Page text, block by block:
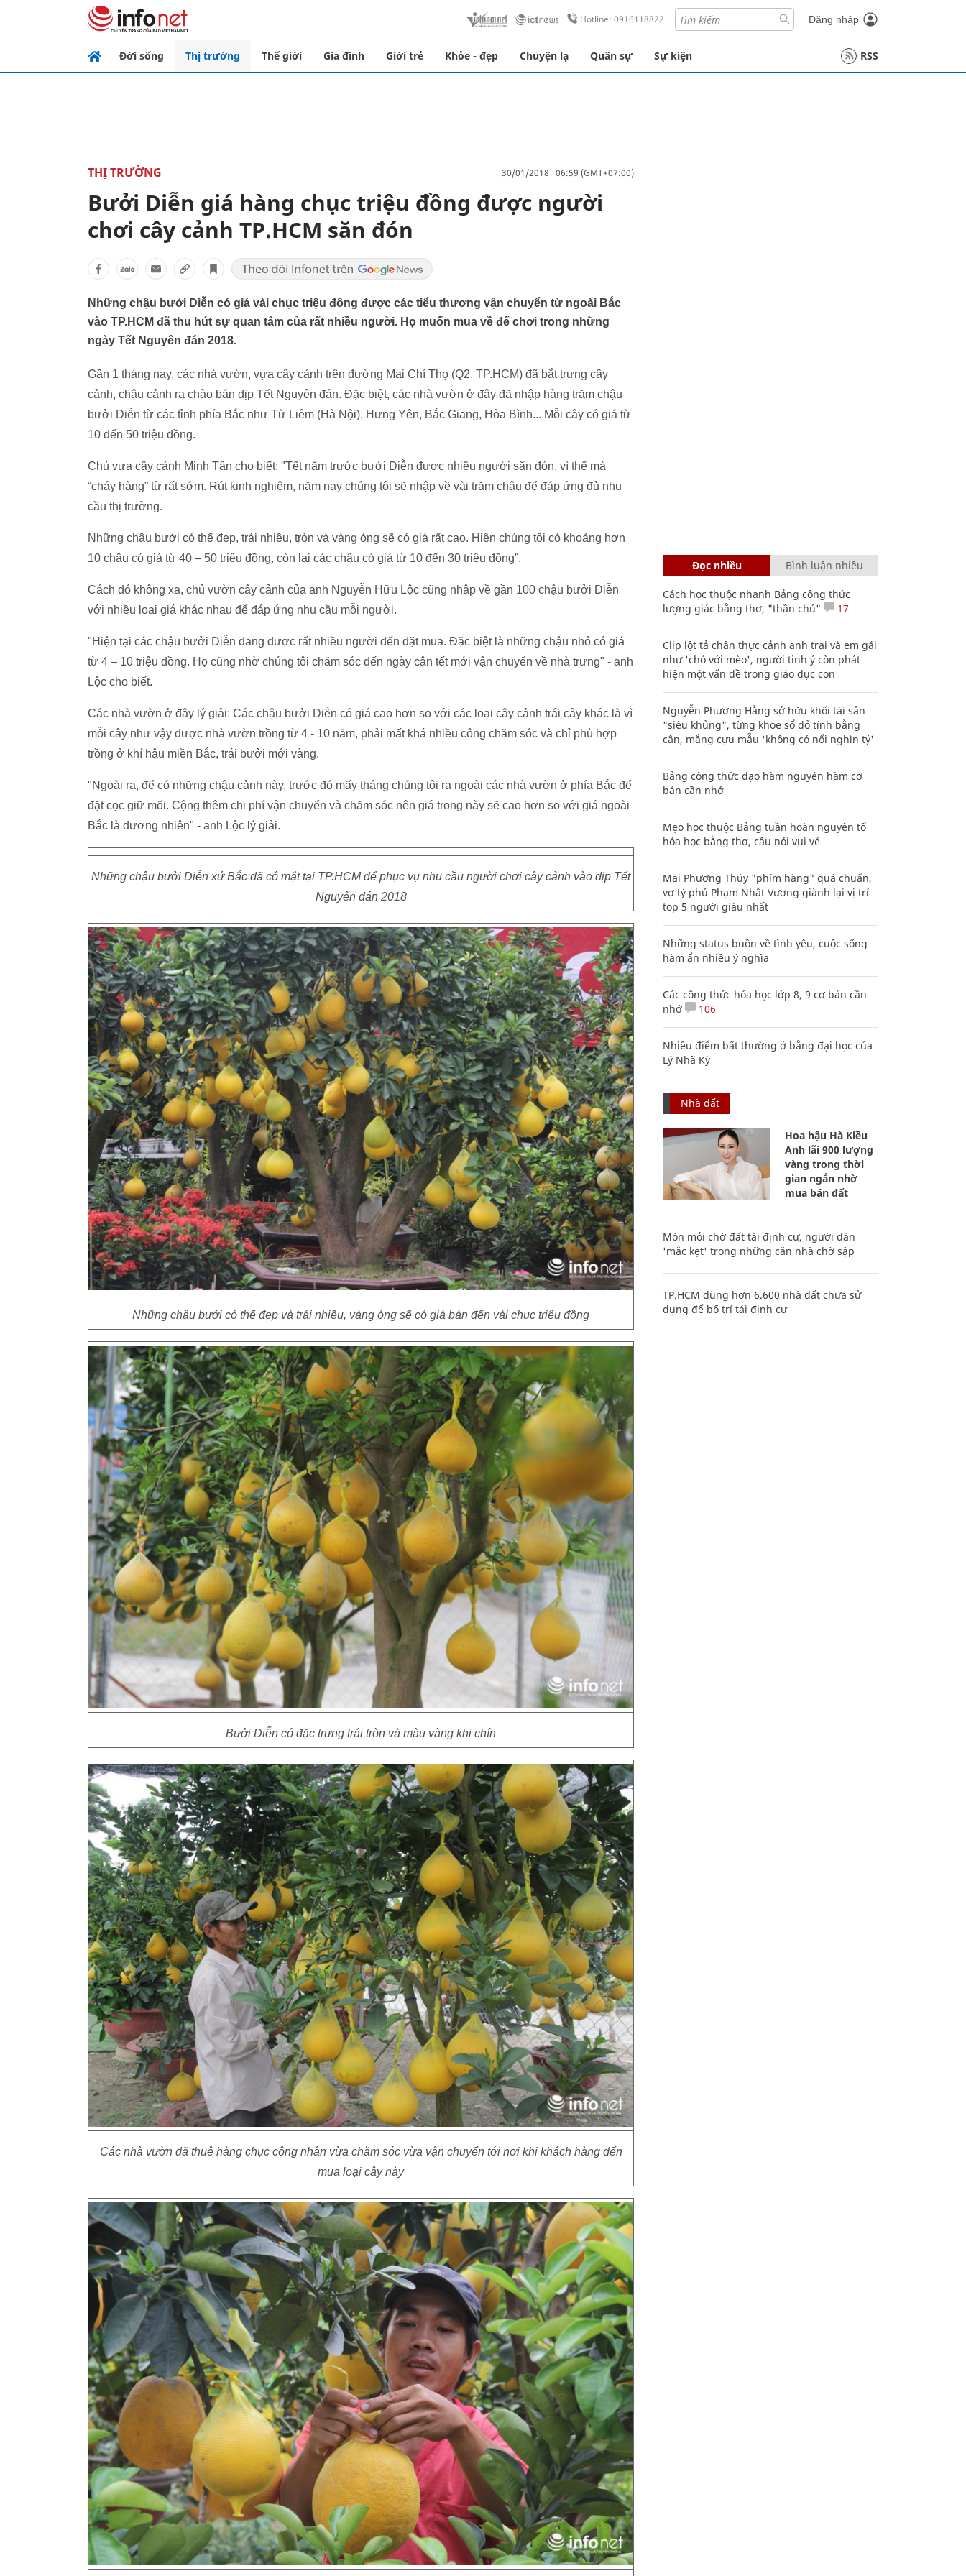
Hotline: 0916118822 Đăng nhập
Đời sống Thị trường Thế giới Gia đình Giới trẻ Khỏe - đẹp Chuyện lạ Quân sự Sự kiện RSS
THỊ TRƯỜNG 30/01/2018 06:59 (GMT+07:00)
Bưởi Diễn giá hàng chục triệu đồng được người
chơi cây cảnh TP.HCM săn đón
Những chậu bưởi Diễn có giá vài chục triệu đồng được các tiểu thương vận chuyển từ ngoài Bắc
vào TP.HCM đã thu hút sự quan tâm của rất nhiều người. Họ muốn mua về để chơi trong những
ngày Tết Nguyên đán 2018.
Gần 1 tháng nay, các nhà vườn, vựa cây cảnh trên đường Mai Chí Thọ (Q2. TP.HCM) đã bắt trưng cây
cảnh, chậu cảnh ra chào bán dịp Tết Nguyên đán. Đặc biệt, các nhà vườn ở đây đã nhập hàng trăm chậu
bưởi Diễn từ các tỉnh phía Bắc như Từ Liêm (Hà Nội), Hưng Yên, Bắc Giang, Hòa Bình... Mỗi cây có giá từ
10 đến 50 triệu đồng.
Chủ vựa cây cảnh Minh Tân cho biết: "Tết năm trước bưởi Diễn được nhiều người săn đón, vì thế mà
“cháy hàng” từ rất sớm. Rút kinh nghiệm, năm nay chúng tôi sẽ nhập về vài trăm chậu để đáp ứng đủ nhu
cầu thị trường.
Những chậu bưởi có thế đẹp, trái nhiều, tròn và vàng óng sẽ có giá rất cao. Hiện chúng tôi có khoảng hơn
10 chậu có giá từ 40 – 50 triệu đồng, còn lại các chậu có giá từ 10 đến 30 triệu đồng”.
Cách đó không xa, chủ vườn cây cảnh của anh Nguyễn Hữu Lộc cũng nhập về gần 100 chậu bưởi Diễn
với nhiều loại giá khác nhau để đáp ứng nhu cầu mỗi người.
"Hiện tại các chậu bưởi Diễn đang được rất nhiều người đến đặt mua. Đặc biệt là những chậu nhỏ có giá
từ 4 – 10 triệu đồng. Họ cũng nhờ chúng tôi chăm sóc đến ngày cận tết mới vận chuyển về nhà trưng" - anh
Lộc cho biết.
Các nhà vườn ở đây lý giải: Các chậu bưởi Diễn có giá cao hơn so với các loại cây cảnh trái cây khác là vì
mỗi cây như vậy được nhà vườn trồng từ 4 - 10 năm, phải mất khá nhiều công chăm sóc và chỉ phù hợp
trồng ở khí hậu miền Bắc, trái bưởi mới vàng.
"Ngoài ra, để có những chậu cảnh này, trước đó mấy tháng chúng tôi ra ngoài các nhà vườn ở phía Bắc để
đặt cọc giữ mối. Cộng thêm chi phí vận chuyển và chăm sóc nên giá trong này sẽ cao hơn so với giá ngoài
Bắc là đương nhiên" - anh Lộc lý giải.
Những chậu bưởi Diễn xứ Bắc đã có mặt tại TP.HCM để phục vụ nhu cầu người chơi cây cảnh vào dịp Tết
Nguyên đán 2018
Những chậu bưởi có thế đẹp và trái nhiều, vàng óng sẽ có giá bán đến vài chục triệu đồng
Bưởi Diễn có đặc trưng trái tròn và màu vàng khi chín
Các nhà vườn đã thuê hàng chục công nhân vừa chăm sóc vừa vận chuyển tới nơi khi khách hàng đến
mua loại cây này
Đọc nhiều Bình luận nhiều
Cách học thuộc nhanh Bảng công thức
lượng giác bằng thơ, "thần chú"
17
Clip lột tả chân thực cảnh anh trai và em gái
như 'chó với mèo', người tinh ý còn phát
hiện một vấn đề trong giáo dục con
Nguyễn Phương Hằng sở hữu khối tài sản
"siêu khủng", từng khoe sổ đỏ tính bằng
cân, mắng cựu mẫu 'không có nổi nghìn tỷ'
Bảng công thức đạo hàm nguyên hàm cơ
bản cần nhớ
Mẹo học thuộc Bảng tuần hoàn nguyên tố
hóa học bằng thơ, câu nói vui vẻ
Mai Phương Thúy "phím hàng" quá chuẩn,
vợ tỷ phú Phạm Nhật Vượng giành lại vị trí
top 5 người giàu nhất
Những status buồn về tình yêu, cuộc sống
hàm ẩn nhiều ý nghĩa
Các công thức hóa học lớp 8, 9 cơ bản cần
nhớ
106
Nhiều điểm bất thường ở bằng đại học của
Lý Nhã Kỳ
Nhà đất
Hoa hậu Hà Kiều
Anh lãi 900 lượng
vàng trong thời
gian ngắn nhờ
mua bán đất
Mòn mỏi chờ đất tái định cư, người dân
'mắc kẹt' trong những căn nhà chờ sập
TP.HCM dùng hơn 6.600 nhà đất chưa sử
dụng để bố trí tái định cư